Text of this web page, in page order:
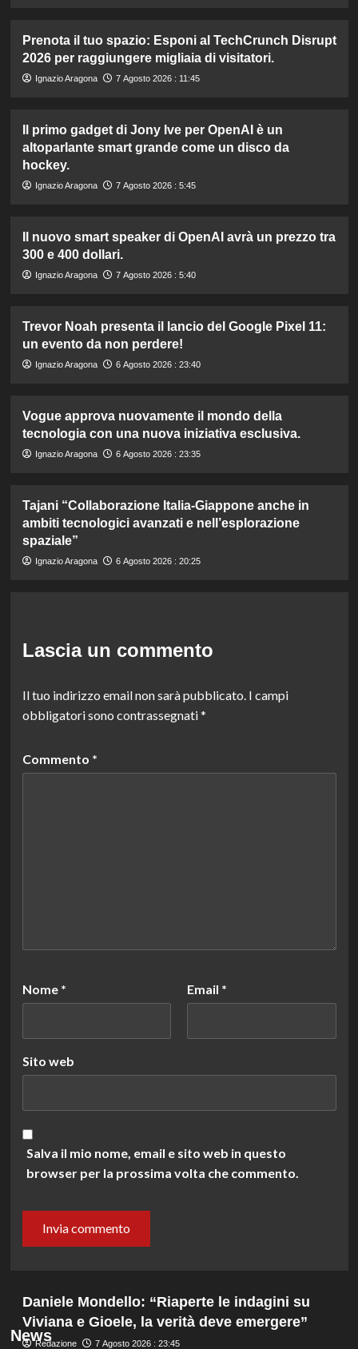
Prenota il tuo spazio: Esponi al TechCrunch Disrupt
2026 per raggiungere migliaia di visitatori.
Ignazio Aragona 7 Agosto 2026 : 11:45
Il primo gadget di Jony Ive per OpenAI è un
altoparlante smart grande come un disco da
hockey.
Ignazio Aragona 7 Agosto 2026 : 5:45
Il nuovo smart speaker di OpenAI avrà un prezzo tra
300 e 400 dollari.
Ignazio Aragona 7 Agosto 2026 : 5:40
Trevor Noah presenta il lancio del Google Pixel 11:
un evento da non perdere!
Ignazio Aragona 6 Agosto 2026 : 23:40
Vogue approva nuovamente il mondo della
tecnologia con una nuova iniziativa esclusiva.
Ignazio Aragona 6 Agosto 2026 : 23:35
Tajani “Collaborazione Italia-Giappone anche in
ambiti tecnologici avanzati e nell’esplorazione
spaziale”
Ignazio Aragona 6 Agosto 2026 : 20:25
Lascia un commento
Il tuo indirizzo email non sarà pubblicato. I campi
obbligatori sono contrassegnati*
Commento *
Nome * Email *
Sito web
Salva il mio nome, email e sito web in questo
browser per la prossima volta che commento.
News
Daniele Mondello: “Riaperte le indagini su
Viviana e Gioele, la verità deve emergere”
Redazione 7 Agosto 2026 : 23:45